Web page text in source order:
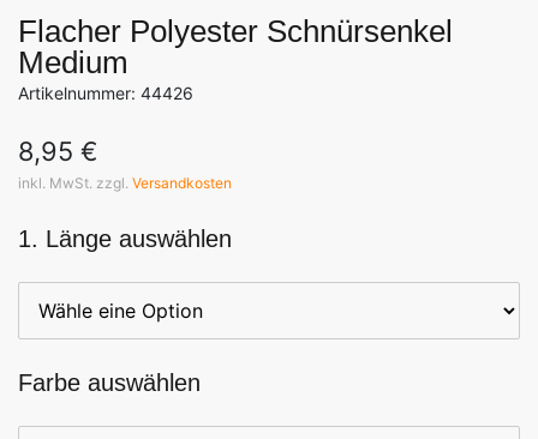
Flacher Polyester Schnürsenkel
Medium
Artikelnummer: 44426
8,95 €
inkl. MwSt. zzgl. Versandkosten
1. Länge auswählen
Farbe auswählen